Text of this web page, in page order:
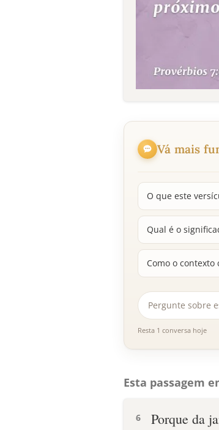
Vá mais
O que este
Qual é o
Como o
Resta 1 conversa hoje
Esta passagem
6
Porque da